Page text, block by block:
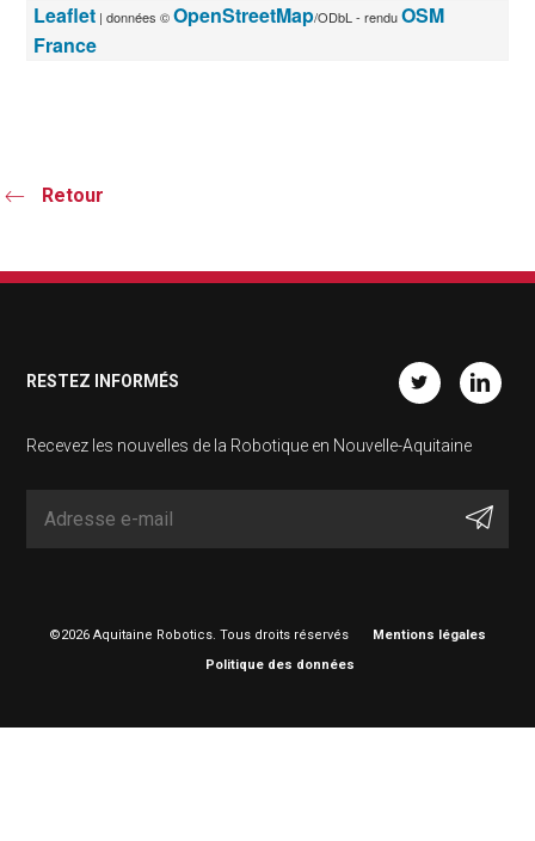
Leaflet | données ©OpenStreetMap/ODbL - renduOSM
France
Retour
RESTEZ INFORMÉS
Recevez les nouvelles de la Robotique en Nouvelle-Aquitaine
©2026 Aquitaine Robotics. Tous droits réservés
Mentions légales
Politique des données